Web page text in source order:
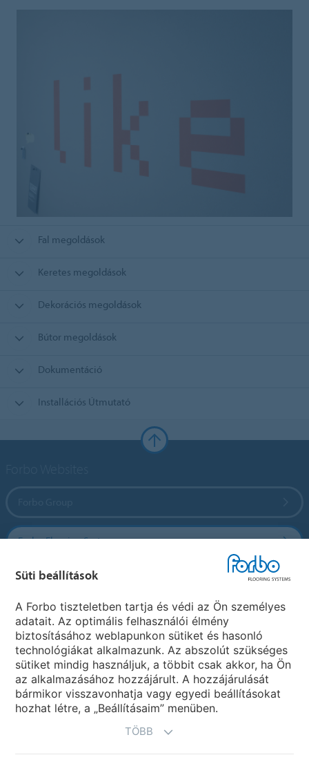
Fal megoldások
Keretes megoldások
Dekorációs megoldások
Bútor megoldások
Dokumentáció
Installációs Útmutató
Forbo Flooring Systems
Forbo Movement Systems
Ország weboldala
Válasszon országot
Süti beállítások
A Forbo tiszteletben tartja és védi az Ön személyes
adatait. Az optimális felhasználói élmény
biztosításához weblapunkon sütiket és hasonló
technológiákat alkalmazunk. Az abszolút szükséges
sütiket mindig használjuk, a többit csak akkor, ha Ön
az alkalmazásához hozzájárult. A hozzájárulását
bármikor visszavonhatja vagy egyedi beállításokat
hozhat létre, a „Beállításaim” menüben.
TÖBB